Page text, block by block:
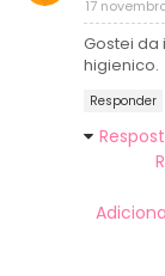
17
Gostei
higienico.
Responder